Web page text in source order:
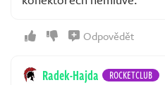
Odpovědět
Radek-Hajda ROCKETCLUB